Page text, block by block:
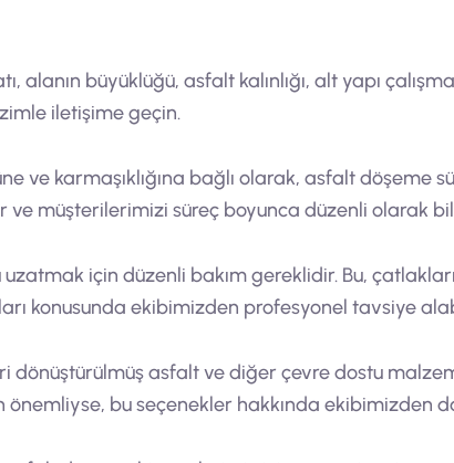
alanın büyüklüğü, asfalt kalınlığı, alt yapı
iletişime geçin.
ve karmaşıklığına bağlı olarak, asfalt döşeme
müşterilerimizi süreç boyunca düzenli olarak
uzatmak için düzenli bakım gereklidir. Bu,
konusunda ekibimizden profesyonel tavsiye
dönüştürülmüş asfalt ve diğer çevre dostu
bu seçenekler hakkında ekibimizden